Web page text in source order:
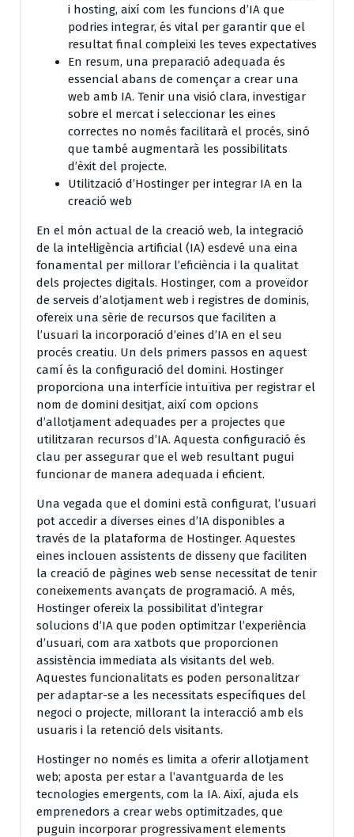
i hosting, així com les funcions d’IA que
podries integrar, és vital per garantir que el
resultat final compleixi les teves expectatives
En resum, una preparació adequada és
essencial abans de començar a crear una
web amb IA. Tenir una visió clara, investigar
sobre el mercat i seleccionar les eines
correctes no només facilitarà el procés, sinó
que també augmentarà les possibilitats
d’èxit del projecte.
Utilització d’Hostinger per integrar IA en la
creació web
En el món actual de la creació web, la integració
de la intel·ligència artificial (IA) esdevé una eina
fonamental per millorar l’eficiència i la qualitat
dels projectes digitals. Hostinger, com a proveïdor
de serveis d’alotjament web i registres de dominis,
ofereix una sèrie de recursos que faciliten a
l’usuari la incorporació d’eines d’IA en el seu
procés creatiu. Un dels primers passos en aquest
camí és la configuració del domini. Hostinger
proporciona una interfície intuïtiva per registrar el
nom de domini desitjat, així com opcions
d’allotjament adequades per a projectes que
utilitzaran recursos d’IA. Aquesta configuració és
clau per assegurar que el web resultant pugui
funcionar de manera adequada i eficient.
Una vegada que el domini està configurat, l’usuari
pot accedir a diverses eines d’IA disponibles a
través de la plataforma de Hostinger. Aquestes
eines inclouen assistents de disseny que faciliten
la creació de pàgines web sense necessitat de tenir
coneixements avançats de programació. A més,
Hostinger ofereix la possibilitat d’integrar
solucions d’IA que poden optimitzar l’experiència
d’usuari, com ara xatbots que proporcionen
assistència immediata als visitants del web.
Aquestes funcionalitats es poden personalitzar
per adaptar-se a les necessitats específiques del
negoci o projecte, millorant la interacció amb els
usuaris i la retenció dels visitants.
Hostinger no només es limita a oferir allotjament
web; aposta per estar a l’avantguarda de les
tecnologies emergents, com la IA. Així, ajuda els
emprenedors a crear webs optimitzades, que
puguin incorporar progressivament elements